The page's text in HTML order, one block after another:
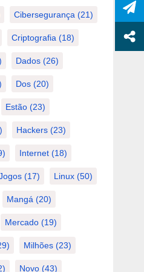
Cibersegurança (21)
Criptografia (18)
Dados(26)
Dos(20)
Estão(23)
Hackers(23)
Internet(18)
(17) Linux(50)
Mangá (20)
Mercado(19)
Milhões(23)
Novo(43)